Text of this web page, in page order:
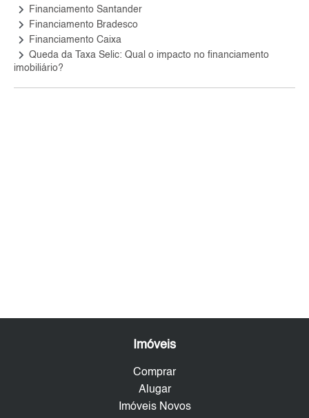
keyboard_arrow_right Financiamento Santander
keyboard_arrow_right Financiamento Bradesco
keyboard_arrow_right Financiamento Caixa
keyboard_arrow_right Queda da Taxa Selic: Qual o impacto no financiamento
imobiliário?
Imóveis
Comprar
Alugar
Imóveis Novos